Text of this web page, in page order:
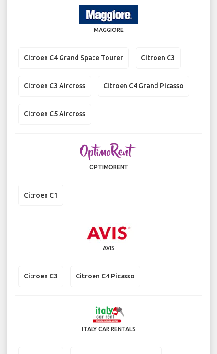
MAGGIORE
Citroen C4 Grand Space Tourer Citroen C3
Citroen C3 Aircross Citroen C4 Grand Picasso
Citroen C5 Aircross
OPTIMORENT
Citroen C1
AVIS
Citroen C3 Citroen C4 Picasso
ITALY CAR RENTALS